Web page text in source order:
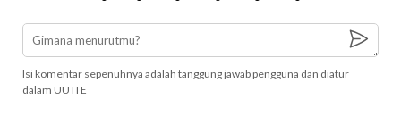
Isi komentar sepenuhnya adalah tanggung jawab pengguna dan diatur
dalam UU ITE